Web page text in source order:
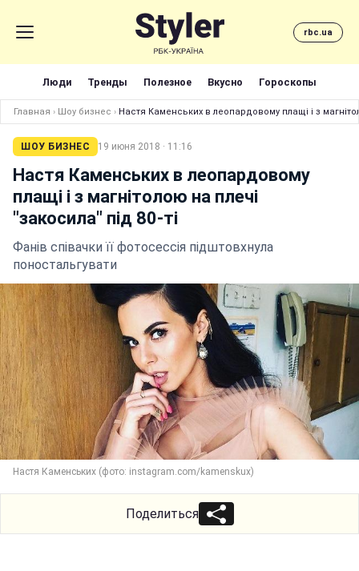
rbc.ua
Люди Тренды Полезное Вкусно Гороскопы
Главная › Шоу бизнес › Настя Каменських в леопардовому плащі і з
ШОУ БИЗНЕС 19 июня 2018 · 11:16
Настя Каменських в леопардовому
плащі і з магнітолою на плечі
"закосила" під 80-ті
Фанів співачки її фотосессія підштовхнула
поностальгувати
Настя Каменських (фото: instagram.com/kamenskux)
Поделиться